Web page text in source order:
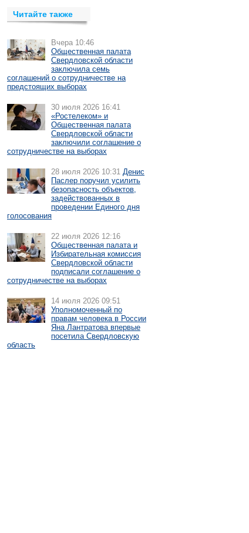
Читайте также
Вчера 10:46
Общественная палата
Свердловской области
заключила семь
соглашений о сотрудничестве на
предстоящих выборах
30 июля 2026 16:41
«Ростелеком» и
Общественная палата
Свердловской области
заключили соглашение о
сотрудничестве на выборах
28 июля 2026 10:31 Денис
Паслер поручил усилить
безопасность объектов,
задействованных в
проведении Единого дня
голосования
22 июля 2026 12:16
Общественная палата и
Избирательная комиссия
Свердловской области
подписали соглашение о
сотрудничестве на выборах
14 июля 2026 09:51
Уполномоченный по
правам человека в России
Яна Лантратова впервые
посетила Свердловскую
область